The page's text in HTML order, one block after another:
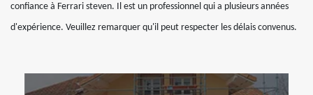
confiance à Ferrari steven. Il est un professionnel qui a plusieurs années
d'expérience. Veuillez remarquer qu'il peut respecter les délais convenus.